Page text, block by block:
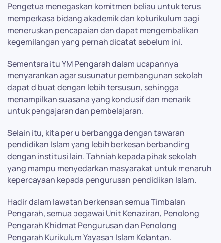
Pengetua menegaskan komitmen beliau untuk terus
memperkasa bidang akademik dan kokurikulum bagi
meneruskan pencapaian dan dapat mengembalikan
kegemilangan yang pernah dicatat sebelum ini.
Sementara itu YM Pengarah dalam ucapannya
menyarankan agar susunatur pembangunan sekolah
dapat dibuat dengan lebih tersusun, sehingga
menampilkan suasana yang kondusif dan menarik
untuk pengajaran dan pembelajaran.
Selain itu, kita perlu berbangga dengan tawaran
pendidikan Islam yang lebih berkesan berbanding
dengan institusi lain. Tahniah kepada pihak sekolah
yang mampu menyedarkan masyarakat untuk menaruh
kepercayaan kepada pengurusan pendidikan Islam.
Hadir dalam lawatan berkenaan semua Timbalan
Pengarah, semua pegawai Unit Kenaziran, Penolong
Pengarah Khidmat Pengurusan dan Penolong
Pengarah Kurikulum Yayasan Islam Kelantan.